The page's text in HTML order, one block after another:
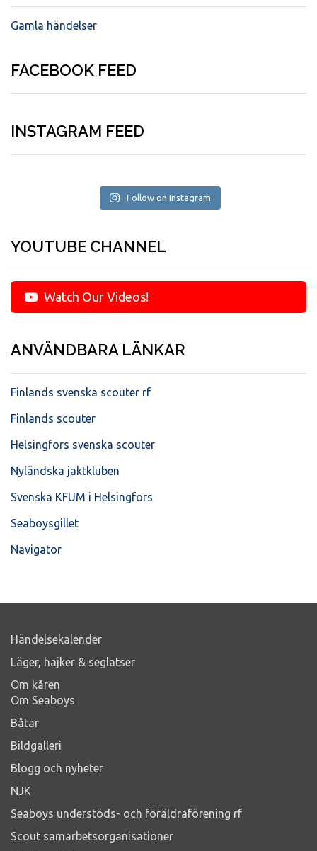
Gamla händelser
FACEBOOK FEED
INSTAGRAM FEED
Follow on Instagram
YOUTUBE CHANNEL
Watch Our Videos!
ANVÄNDBARA LÄNKAR
Finlands svenska scouter rf
Finlands scouter
Helsingfors svenska scouter
Nyländska jaktkluben
Svenska KFUM i Helsingfors
Seaboysgillet
Navigator
Händelsekalender
Läger, hajker & seglatser
Om kåren
Om Seaboys
Båtar
Bildgalleri
Blogg och nyheter
NJK
Seaboys understöds- och föräldraförening rf
Scout samarbetsorganisationer